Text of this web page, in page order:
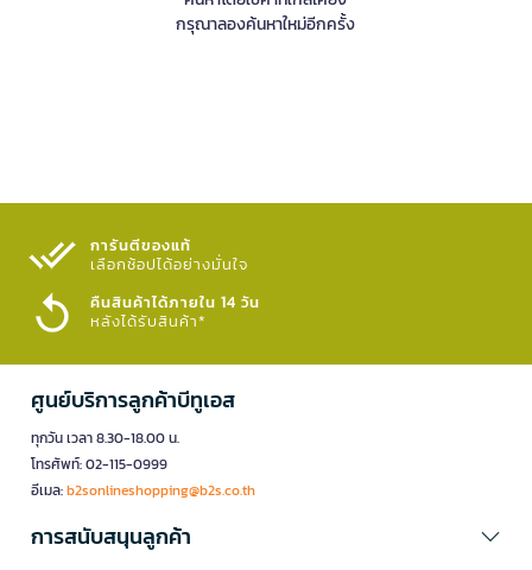
กรุณาลองค้นหาใหม่อีกครั้ง
การันตีของแท้
เลือกช้อปได้อย่างมั่นใจ​
คืนสินค้าได้ภายใน 14 วัน
หลังได้รับสินค้า*
ศูนย์บริการลูกค้าบีทูเอส
ทุกวัน เวลา 8.30-18.00 น.
โทรศัพท์: 02-115-0999
อีเมล:b2sonlineshopping@b2s.co.th
การสนับสนุนลูกค้า